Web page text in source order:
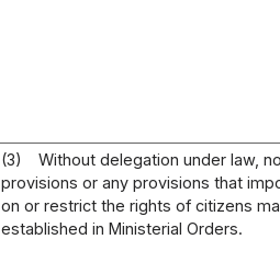
(3)
Without delegation under law,
provisions or any provisions that
on or restrict the rights of citizens
established in Ministerial Orders.